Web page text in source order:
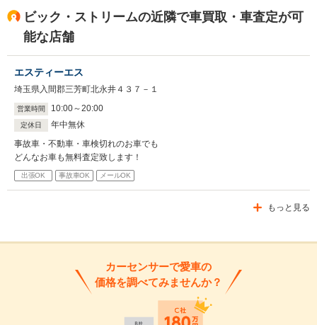
ビック・ストリームの近隣で車買取・車査定が可
能な店舗
エスティーエス
埼玉県入間郡三芳町北永井４３７－１
営業時間 10:00～20:00
定休日
年中無休
事故車・不動車・車検切れのお車でも
どんなお車も無料査定致します！
出張OK 事故車OK メールOK
もっと見る
カーセンサーで愛車の
価格を調べてみませんか？